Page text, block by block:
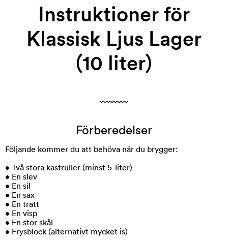
Instruktioner för
Klassisk Ljus Lager
(10 liter)
Förberedelser
Följande kommer du att behöva när du brygger:
• Två stora kastruller (minst 5-liter)
• En slev
• En sil
• En sax
• En tratt
• En visp
• En stor skål
• Frysblock (alternativt mycket is)